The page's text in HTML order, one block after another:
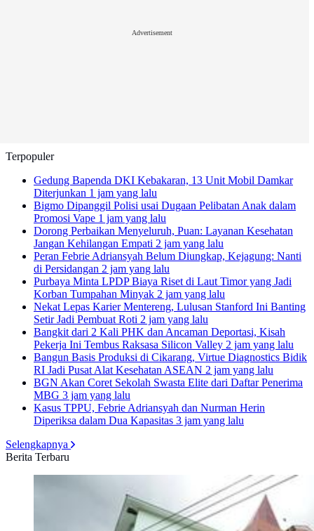
Advertisement
Terpopuler
Gedung Bapenda DKI Kebakaran, 13 Unit Mobil Damkar
Diterjunkan 1 jam yang lalu
Bigmo Dipanggil Polisi usai Dugaan Pelibatan Anak dalam
Promosi Vape 1 jam yang lalu
Dorong Perbaikan Menyeluruh, Puan: Layanan Kesehatan
Jangan Kehilangan Empati 2 jam yang lalu
Peran Febrie Adriansyah Belum Diungkap, Kejagung: Nanti
di Persidangan 2 jam yang lalu
Purbaya Minta LPDP Biaya Riset di Laut Timor yang Jadi
Korban Tumpahan Minyak 2 jam yang lalu
Nekat Lepas Karier Mentereng, Lulusan Stanford Ini Banting
Setir Jadi Pembuat Roti 2 jam yang lalu
Bangkit dari 2 Kali PHK dan Ancaman Deportasi, Kisah
Pekerja Ini Tembus Raksasa Silicon Valley 2 jam yang lalu
Bangun Basis Produksi di Cikarang, Virtue Diagnostics Bidik
RI Jadi Pusat Alat Kesehatan ASEAN 2 jam yang lalu
BGN Akan Coret Sekolah Swasta Elite dari Daftar Penerima
MBG 3 jam yang lalu
Kasus TPPU, Febrie Adriansyah dan Nurman Herin
Diperiksa dalam Dua Kapasitas 3 jam yang lalu
Selengkapnya
Berita Terbaru